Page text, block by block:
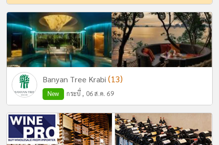
Banyan Tree Krabi(13)
New กระบี่ , 06 ส.ค. 69